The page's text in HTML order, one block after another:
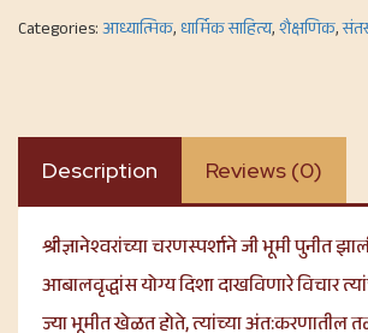
Categories:आध्यात्मिक, धार्मिक साहित्य,शैक्षणिक,
Description Reviews (0)
श्रीज्ञानेश्वरांच्या चरणस्पर्शाने जी भूमी पुनीत
आबालवृद्धांस योग्य दिशा दाखविणारे विचार
ज्या भूमीत खेळत होते, त्यांच्या अंत:करणातील